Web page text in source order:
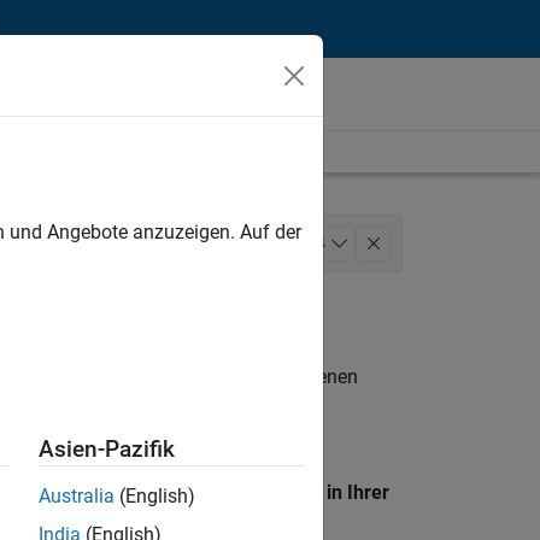
Sales 4
. Wenn Sie noch immer keine offenen
unseres
Standort, um alle Stellenangebote in Ihrer
Angebote anzuzeigen. Auf der
Asien-Pazifik
Australia (English)
India (English)